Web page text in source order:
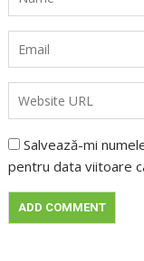
Salvează-mi
pentru data viitoare